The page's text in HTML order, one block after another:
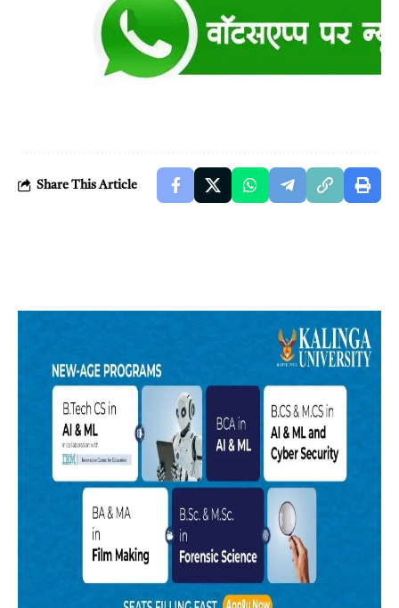
Share This Article